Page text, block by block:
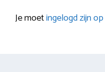
Je moetingelogd zijn op